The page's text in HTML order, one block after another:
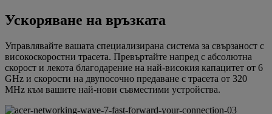
Ускоряване на връзката
Управлявайте вашата специализирана система за свързаност с
високоскоростни трасета. Превъртайте напред с абсолютна
скорост и лекота благодарение на най-високия капацитет от 6
GHz и скорости на двупосочно предаване с трасета от 320
MHz към вашите най-нови съвместими устройства.